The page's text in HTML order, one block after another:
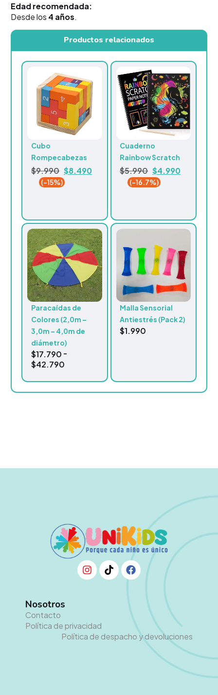
Edad recomendada:
Desde los 4 años.
Productos relacionados
Cubo
Rompecabezas
$9.990 $8.490
(-15%)
Cuaderno
Rainbow Scratch
$5.990 $4.990
(-16.7%)
Paracaídas de
Colores (2,0m –
3,0m – 4,0m de
diámetro)
$17.790 -
$42.790
Malla Sensorial
Antiestrés (Pack 2)
$1.990
Nosotros
Contacto
Política de privacidad
Política de despacho y devoluciones